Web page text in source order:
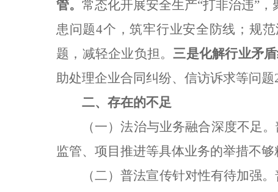
管。 常态化开展安全生产“打非治违”
患问题4个，筑牢行业安全防线；规
题，减轻企业负担。三是化解行业矛盾
助处理企业合同纠纷、信访诉求等问题
二、存在的不足
（一）法治与业务融合深度不足
监管、项目推进等具体业务的举措不
（二）普法宣传针对性有待加强